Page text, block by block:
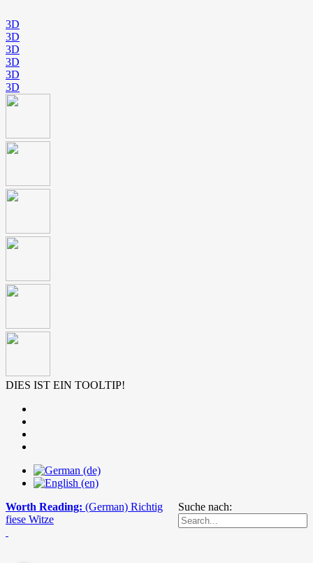
3D
3D
3D
3D
3D
3D
DIES IST EIN TOOLTIP!
Suche nach:
Worth Reading: (German) Richtig
fiese Witze